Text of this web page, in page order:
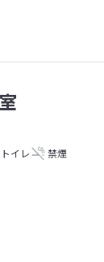
トイレ 禁煙